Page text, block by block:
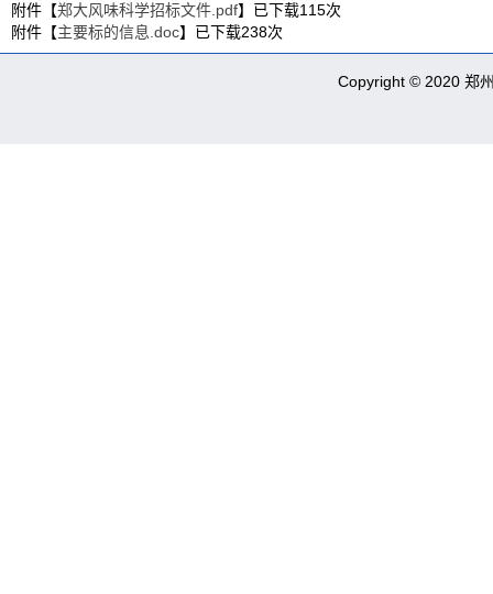
附件【郑大风味科学招标文件.pdf】已下载115次
附件【主要标的信息.doc】已下载238次
Copyright © 2020 郑